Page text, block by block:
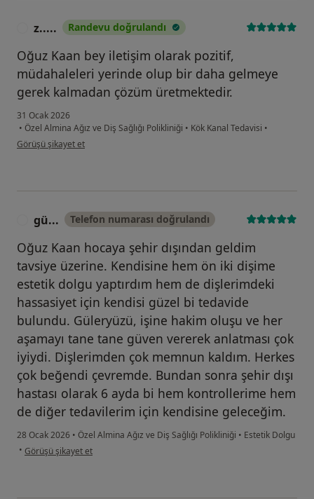
z..... Randevu doğrulandı
Oğuz Kaan bey iletişim olarak pozitif,
müdahaleleri yerinde olup bir daha gelmeye
gerek kalmadan çözüm üretmektedir.
31 Ocak 2026
• Özel Almina Ağız ve Diş Sağlığı Polikliniği • Kök Kanal Tedavisi •
kullanıcının görüşüne göre z.....
Görüşü şikayet et
gü... Telefon numarası doğrulandı
Oğuz Kaan hocaya şehir dışından geldim
tavsiye üzerine. Kendisine hem ön iki dişime
estetik dolgu yaptırdım hem de dişlerimdeki
hassasiyet için kendisi güzel bi tedavide
bulundu. Güleryüzü, işine hakim oluşu ve her
aşamayı tane tane güven vererek anlatması çok
iyiydi. Dişlerimden çok memnun kaldım. Herkes
çok beğendi çevremde. Bundan sonra şehir dışı
hastası olarak 6 ayda bi hem kontrollerime hem
de diğer tedavilerim için kendisine geleceğim.
28 Ocak 2026 • Özel Almina Ağız ve Diş Sağlığı Polikliniği • Estetik Dolgu
• kullanıcının görüşüne göre gü...
Görüşü şikayet et